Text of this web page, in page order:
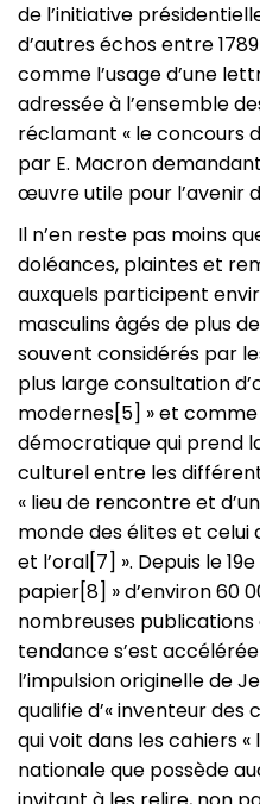
de l’initiative
d’autres échos entre
comme l’usage d’une
adressée à l’ensemble
réclamant « le concours
par E. Macron
œuvre utile pour l’avenir
Il n’en reste pas moins
doléances, plaintes et
auxquels participent
masculins âgés de plus
souvent considérés par
plus large consultation
modernes[5] » et
démocratique qui prend
culturel entre les
« lieu de rencontre et
monde des élites et celui
et l’oral[7] ». Depuis le
papier[8] » d’environ 60
nombreuses
tendance s’est
l’impulsion originelle de
qualifie d’« inventeur
qui voit dans les cahiers
nationale que possède